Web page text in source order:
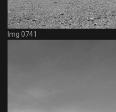
Img 0741